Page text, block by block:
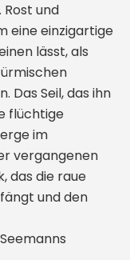
und
eine einzigartige
lässt, als
Das Seil, das ihn
flüchtige
im
vergangenen
das die raue
und den